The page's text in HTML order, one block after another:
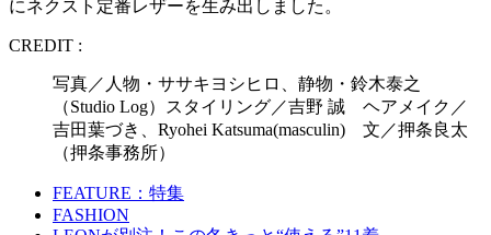
にネクスト定番レザーを生み出しました。
CREDIT :
写真／人物・ササキヨシヒロ、静物・鈴木泰之
（Studio Log）スタイリング／吉野 誠 ヘアメイク／
吉田葉づき、Ryohei Katsuma(masculin) 文／押条良太
（押条事務所）
FEATURE：特集
FASHION